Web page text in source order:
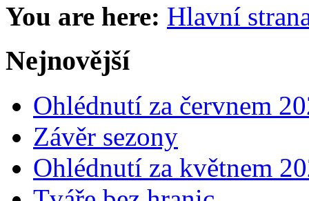
You are here: Hlavní
Nejnovější
Ohlédnutí za červnem
Závěr sezony
Ohlédnutí za květnem